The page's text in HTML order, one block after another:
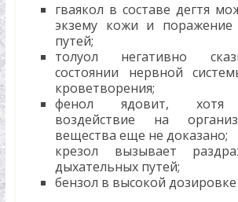
гваякол в составе дегтя
экзему кожи и поражение
путей;
толуол негативно
состоянии нервной
кроветворения;
фенол ядовит, хотя
воздействие на
вещества еще не доказано;
крезол вызывает
дыхательных путей;
бензол в высокой дозировке